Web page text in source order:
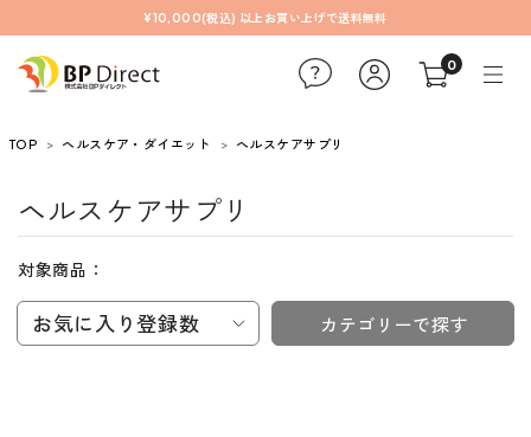
¥10,000(税込) 以上お買い上げで送料無料
0
TOP ヘルスケア・ダイエット ヘルスケアサプリ
ヘルスケアサプリ
対象商品：
お気に入り登録数 カテゴリーで探す